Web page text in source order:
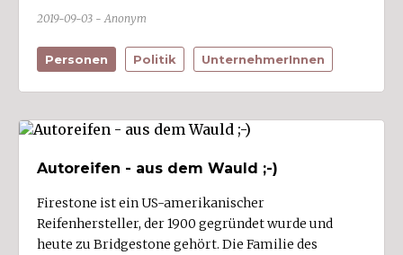
2019-09-03 - Anonym
Personen Politik UnternehmerInnen
Autoreifen - aus dem Wauld ;-)
Firestone ist ein US-amerikanischer
Reifenhersteller, der 1900 gegründet wurde und
heute zu Bridgestone gehört. Die Familie des